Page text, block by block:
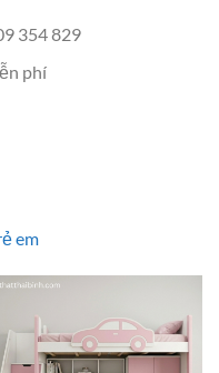
354 829
phí
em